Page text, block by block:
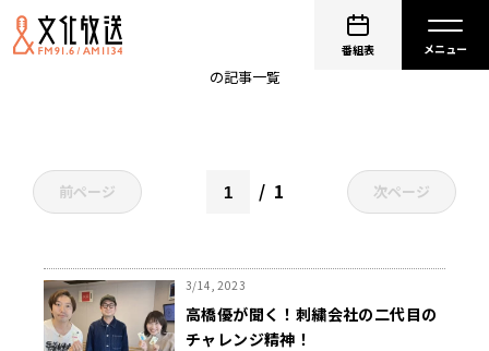
番組表
の記事一覧
前ページ 1 次ページ
3/14, 2023
高橋優が聞く！刺繍会社の二代目の
チャレンジ精神！